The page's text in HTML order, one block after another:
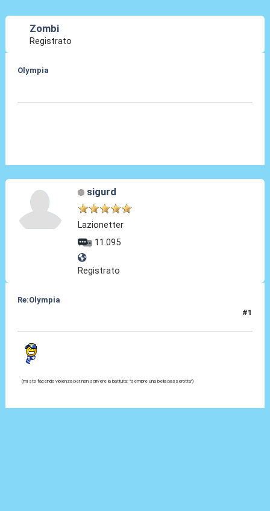
Zombi
Registrato
Olympia
sigurd
Lazionetter
11.095
Registrato
Re:Olympia
#1
(mi sto facendo violenza per non scrivere la battuta: "sempre una bella passerotta")